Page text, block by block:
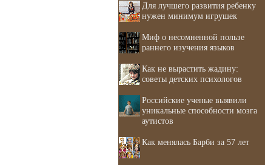
Для лучшего развития ребенку
нужен минимум игрушек
Миф о несомненной пользе
раннего изучения языков
Как не вырастить жадину:
советы детских психологов
Российские ученые выявили
уникальные способности мозга
аутистов
Как менялась Барби за 57 лет